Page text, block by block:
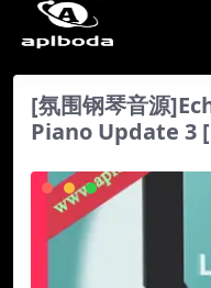
[氛围钢琴音源
Piano Update 3